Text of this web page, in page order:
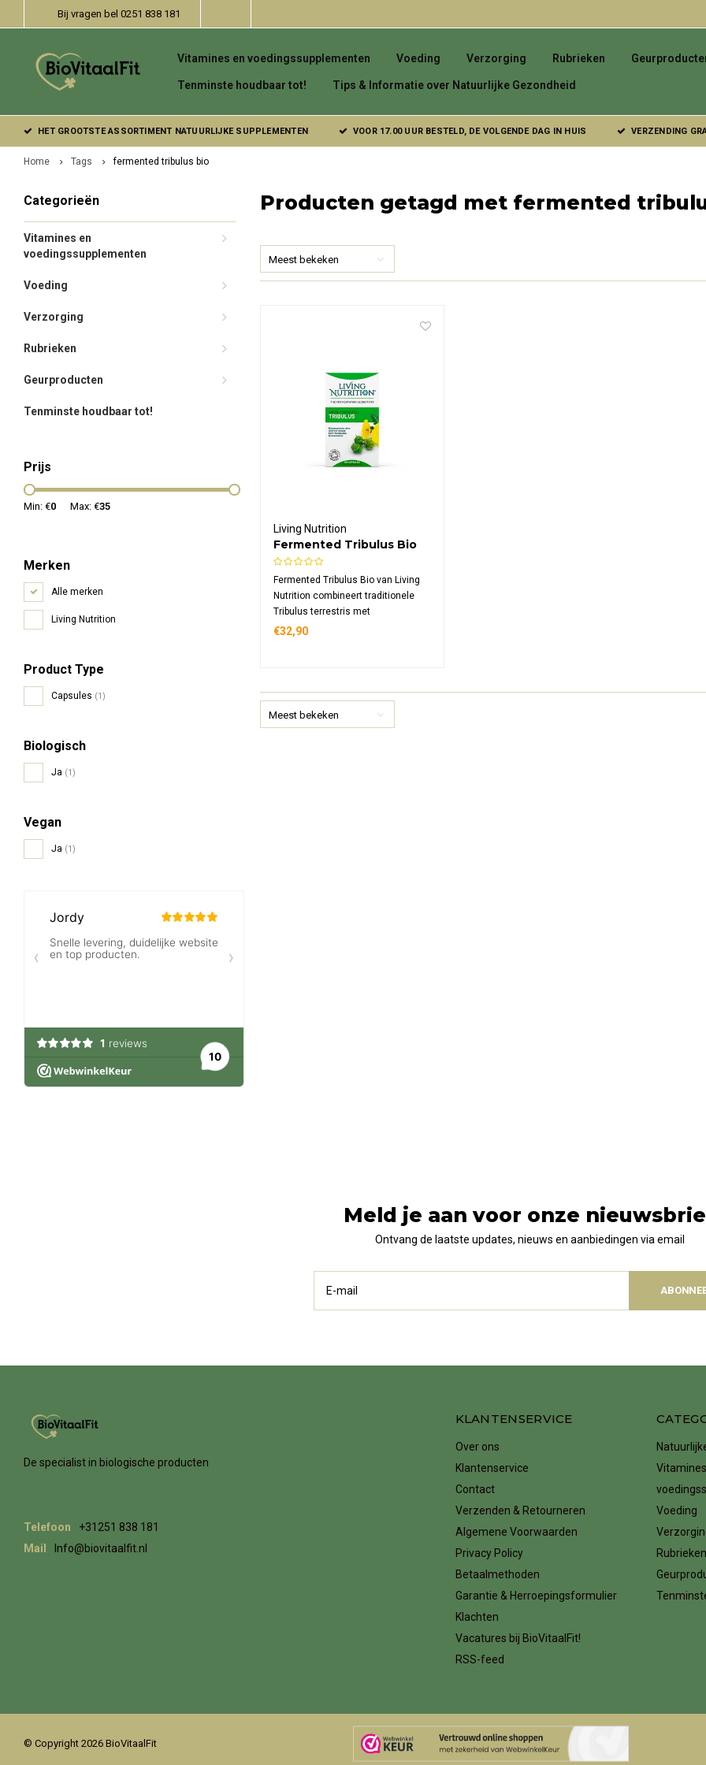
Bij vragen bel 0251 838 181
Vitamines en voedingssupplementen Voeding Verzorging Rubrieken
Tenminste houdbaar tot! Tips & Informatie over Natuurlijke Gezondheid
HET GROOTSTE ASSORTIMENT NATUURLIJKE SUPPLEMENTEN VOOR 17.00 UUR BESTELD, DE VOLGENDE DAG IN HUIS VERZENDING
Home Tags fermented tribulus bio
Categorieën
Vitamines en
voedingssupplementen
Voeding
Verzorging
Rubrieken
Geurproducten
Tenminste houdbaar tot!
Prijs
Min: €0 Max: €35
Merken
Alle merken
Living Nutrition
Product Type
Capsules (1)
Biologisch
Ja (1)
Vegan
Ja (1)
Producten getagd met fermented
Meest bekeken
Living Nutrition
Fermented Tribulus Bio
Fermented Tribulus Bio van Living
Nutrition combineert traditionele
Tribulus terrestris met
geavanceerde kefir-kombucha
dagdosering.
€32,90
Meest bekeken
Meld je aan voor onze
Ontvang de laatste updates, nieuws en aanbiedingen via email
De specialist in biologische producten
Telefoon
+31251 838 181
Mail
Info@biovitaalfit.nl
KLANTENSERVICE
Over ons
Klantenservice
Contact
Verzenden & Retourneren
Algemene Voorwaarden
Privacy Policy
Betaalmethoden
Garantie & Herroepingsformulier
Klachten
Vacatures bij BioVitaalFit!
RSS-feed
Voeding
Rubrieken
© Copyright 2026 BioVitaalFit